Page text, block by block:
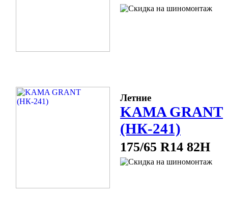
Летние
KAMA GRANT
(НК-241)
175/65 R14 82H